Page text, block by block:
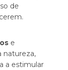
de
e
natureza,
a estimular